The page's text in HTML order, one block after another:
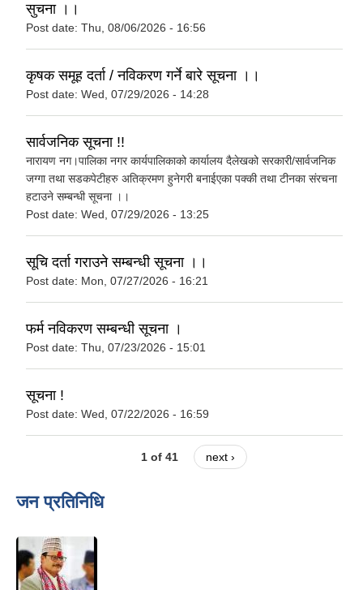
सुचना ।।
Post date: Thu, 08/06/2026 - 16:56
कृषक समूह दर्ता / नविकरण गर्ने बारे सूचना ।।
Post date: Wed, 07/29/2026 - 14:28
सार्वजनिक सूचना !!
नारायण नग।पालिका नगर कार्यपालिकाको कार्यालय दैलेखको सरकारी/सार्वजनिक
जग्गा तथा सडकपेटीहरु अतिक्रमण हुनेगरी बनाईएका पक्की तथा टीनका संरचना
हटाउने सम्बन्धी सूचना ।।
Post date: Wed, 07/29/2026 - 13:25
सूचि दर्ता गराउने सम्बन्धी सूचना ।।
Post date: Mon, 07/27/2026 - 16:21
फर्म नविकरण सम्बन्धी सूचना ।
Post date: Thu, 07/23/2026 - 15:01
सूचना !
Post date: Wed, 07/22/2026 - 16:59
1 of 41 next ›
जन प्रतिनिधि